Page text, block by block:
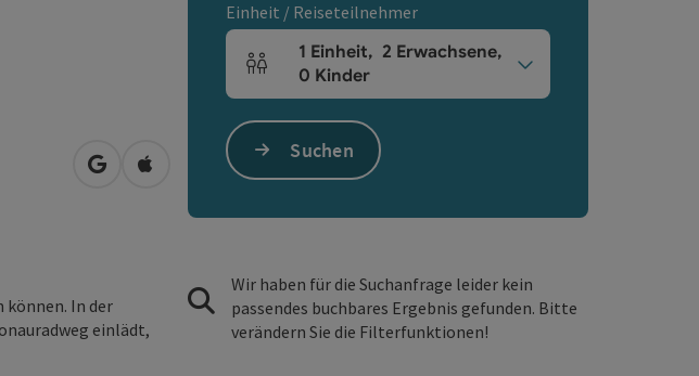
in Google Maps öffnen
in Apple Maps öffnen
können. In der
einlädt,
Einheit / Reiseteilnehmer
Einheitenanzahl und Personenfelder
1 Einheit, 2 Erwachsene,
0 Kinder
Suchen
Wir haben für die Suchanfrage leider kein
passendes buchbares Ergebnis gefunden. Bitte
verändern Sie die Filterfunktionen!